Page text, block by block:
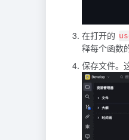
在打开的
释每个函数
保存文件。